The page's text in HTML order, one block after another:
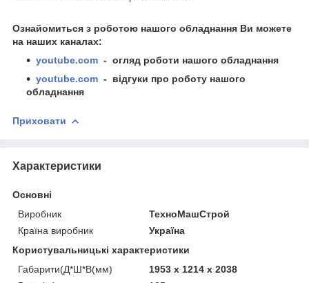
Ознайомиться з роботою нашого обладнання Ви можете
на наших каналах:
youtube.com - огляд роботи нашого обладнання
youtube.com - відгуки про роботу нашого
обладнання
Приховати
Характеристики
Основні
Виробник
ТехноМашСтрой
Країна виробник
Україна
Користувальницькі характеристики
Габарити(Д*Ш*В(мм)
1953 х 1214 х 2038